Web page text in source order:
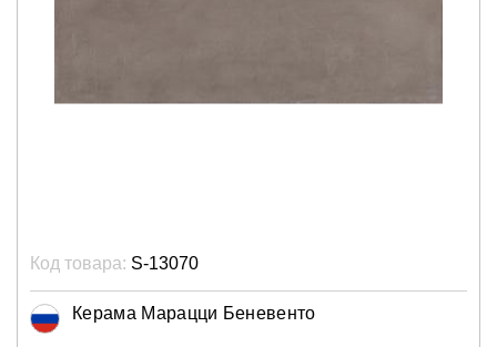
Код товара: S-13070
Керама Марацци Беневенто